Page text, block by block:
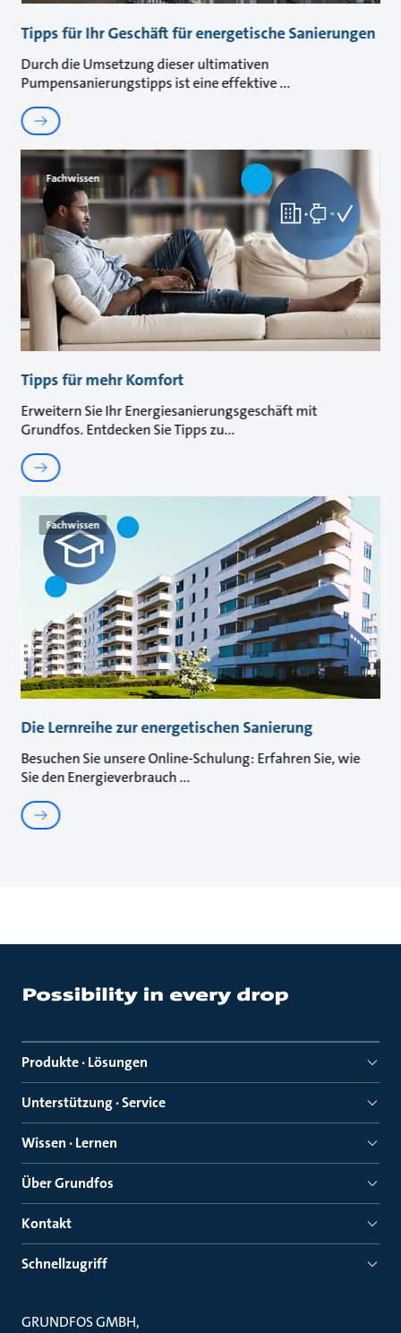
Tipps für Ihr Geschäft für energetische Sanierungen
Durch die Umsetzung dieser ultimativen
Pumpensanierungstipps ist eine effektive
Fachwissen
Tipps für mehr Komfort
Erweitern Sie Ihr Energiesanierungsgeschäft mit
Grundfos. Entdecken Sie Tipps zu
Fachwissen
Die Lernreihe zur energetischen Sanierung
Besuchen Sie unsere Online-Schulung: Erfahren Sie, wie
Sie den Energieverbrauch
Produkte · Lösungen
Unterstützung · Service
Wissen · Lernen
Über Grundfos
Kontakt
Schnellzugriff
GRUNDFOS GMBH